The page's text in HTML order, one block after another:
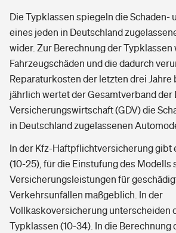
Die Typklassen spiegeln die Schaden-
eines jeden in Deutschland
wider. Zur Berechnung der Typklassen
Fahrzeugschäden und die dadurch
Reparaturkosten der letzten drei Jahre
jährlich wertet der Gesamtverband der
Versicherungswirtschaft (GDV) die
in Deutschland zugelassenen
In der Kfz-Haftpflichtversicherung gibt
(10-25), für die Einstufung des Modells
Versicherungsleistungen für
Verkehrsunfällen maßgeblich. In der
Vollkaskoversicherung unterscheiden
Typklassen (10-34). In die Berechnung